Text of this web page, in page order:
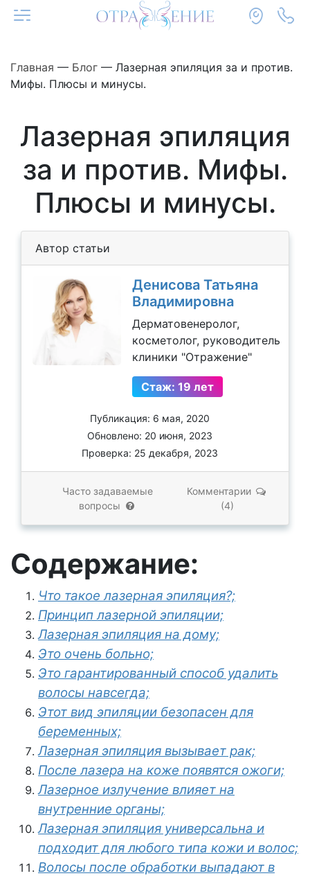
Главная — Блог — Лазерная эпиляция за и против.
Мифы. Плюсы и минусы.
Лазерная эпиляция
за и против. Мифы.
Плюсы и минусы.
Автор статьи
Денисова Татьяна
Владимировна
Дерматовенеролог,
косметолог, руководитель
клиники "Отражение"
Стаж: 19 лет
Публикация: 6 мая, 2020
Обновлено: 20 июня, 2023
Проверка: 25 декабря, 2023
Часто задаваемые
вопросы
Комментарии
(4)
Содержание:
Что такое лазерная эпиляция?;
Принцип лазерной эпиляции;
Лазерная эпиляция на дому;
Это очень больно;
Это гарантированный способ удалить
волосы навсегда;
Этот вид эпиляции безопасен для
беременных;
Лазерная эпиляция вызывает рак;
После лазера на коже появятся ожоги;
Лазерное излучение влияет на
внутренние органы;
Лазерная эпиляция универсальна и
подходит для любого типа кожи и волос;
Волосы после обработки выпадают в